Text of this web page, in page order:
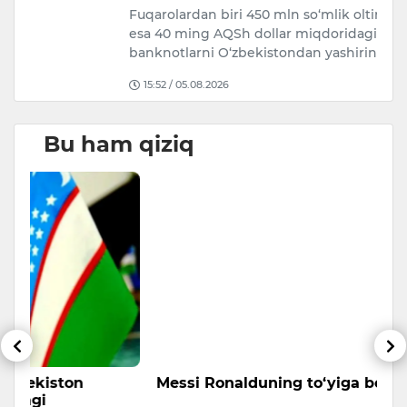
Fuqarolardan biri 450 mln so‘mlik oltinni, boshqasi
esa 40 ming AQSh dollar miqdoridagi
banknotlarni O‘zbekistondan yashirin…
15:52 / 05.08.2026
Bu ham qiziq
Messi Ronalduning to‘yiga boradimi?